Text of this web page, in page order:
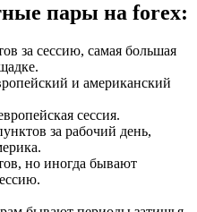
пары на forex:
за сессию, самая большая
и американский
сессия.
за рабочий день,
но иногда бывают